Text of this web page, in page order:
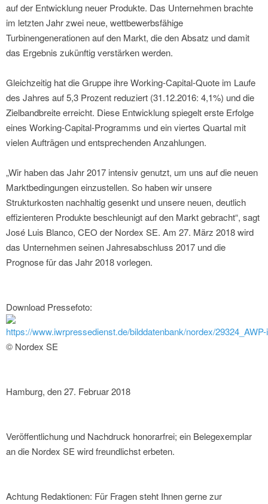
auf der Entwicklung neuer Produkte. Das Unternehmen brachte
im letzten Jahr zwei neue, wettbewerbsfähige
Turbinengenerationen auf den Markt, die den Absatz und damit
das Ergebnis zukünftig verstärken werden.
Gleichzeitig hat die Gruppe ihre Working-Capital-Quote im Laufe
des Jahres auf 5,3 Prozent reduziert (31.12.2016: 4,1%) und die
Zielbandbreite erreicht. Diese Entwicklung spiegelt erste Erfolge
eines Working-Capital-Programms und ein viertes Quartal mit
vielen Aufträgen und entsprechenden Anzahlungen.
„Wir haben das Jahr 2017 intensiv genutzt, um uns auf die neuen
Marktbedingungen einzustellen. So haben wir unsere
Strukturkosten nachhaltig gesenkt und unsere neuen, deutlich
effizienteren Produkte beschleunigt auf den Markt gebracht“, sagt
José Luis Blanco, CEO der Nordex SE. Am 27. März 2018 wird
das Unternehmen seinen Jahresabschluss 2017 und die
Prognose für das Jahr 2018 vorlegen.
Download Pressefoto:
https://www.iwrpressedienst.de/bilddatenbank/nordex/
© Nordex SE
Hamburg, den 27. Februar 2018
Veröffentlichung und Nachdruck honorarfrei; ein Belegexemplar
an die Nordex SE wird freundlichst erbeten.
Achtung Redaktionen: Für Fragen steht Ihnen gerne zur